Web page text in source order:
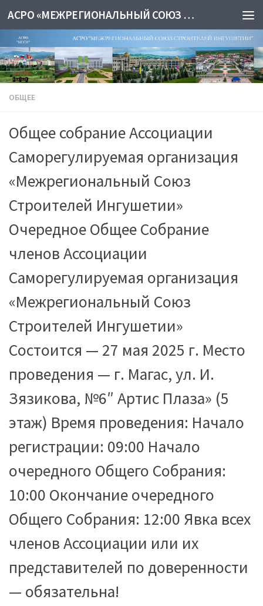
АСРО «МЕЖРЕГИОНАЛЬНЫЙ СОЮЗ СТРОИТЕЛЕЙ ИНГУШЕТИИ»
ОБЩЕЕ
Общее собрание Ассоциации
Саморегулируемая организация
«Межрегиональный Союз
Строителей Ингушетии»
Очередное Общее Собрание
членов Ассоциации
Саморегулируемая организация
«Межрегиональный Союз
Строителей Ингушетии»
Состоится — 27 мая 2025 г. Место
проведения — г. Магас, ул. И.
Зязикова, №6″ Артис Плаза» (5
этаж) Время проведения: Начало
регистрации: 09:00 Начало
очередного Общего Собрания:
10:00 Окончание очередного
Общего Собрания: 12:00 Явка всех
членов Ассоциации или их
представителей по доверенности
— обязательна!